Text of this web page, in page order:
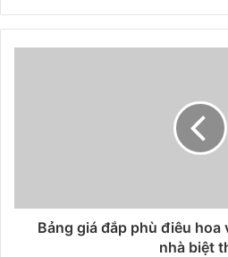
e
b
e
c
e
o
k
Bảng giá đắp phù điêu hoa
nhà biệt